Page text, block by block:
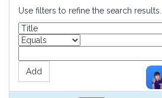
Use filters to refine the search results.